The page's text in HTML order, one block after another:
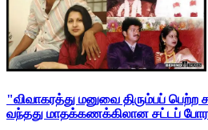
"விவாகரத்து மனுவை திரும்பப் பெற்ற
வந்தது மாதக்கணக்கிலான சட்டப்